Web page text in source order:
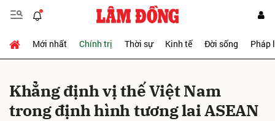
Mới nhất Chính trị Thời sự Kinh tế Đời sống Pháp
Khẳng định vị thế Việt Nam
trong định hình tương lai ASEAN
Gửi bình luận